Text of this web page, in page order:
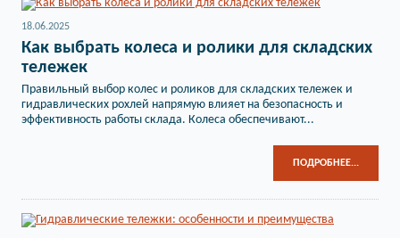
18.06.2025
Как выбрать колеса и ролики для складских
тележек
Правильный выбор колес и роликов для складских тележек и
гидравлических рохлей напрямую влияет на безопасность и
эффективность работы склада. Колеса обеспечивают...
ПОДРОБНЕЕ...